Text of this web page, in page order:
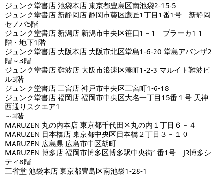
ジュンク堂書店 池袋本店 東京都豊島区南池袋2-15-5
ジュンク堂書店 新静岡店 静岡市葵区鷹匠1丁目1番1号 新静岡
セノバ5階
ジュンク堂書店 新潟店 新潟市中央区笹口1－1 プラーカ1 1
階・地下1階
ジュンク堂書店 大阪本店 大阪市北区堂島1-6-20 堂島アバンザ2
階～3階
ジュンク堂書店 難波店 大阪市浪速区湊町1-2-3 マルイト難波ビ
ル3階
ジュンク堂書店 三宮店 神戸市中央区三宮町1-6-18
ジュンク堂書店 福岡店 福岡市中央区大名一丁目15番１号 天神
西通りスクエア1
～3階
MARUZEN 丸の内本店 東京都千代田区丸の内１丁目６－４
MARUZEN 日本橋店 東京都中央区日本橋２丁目３－１０
MARUZEN 広島県 広島市中区胡町
MARUZEN 博多店 福岡市博多区博多駅中央街1番1号 JR博多シ
ティ8階
三省堂 池袋本店 東京都豊島区南池袋1-28-1